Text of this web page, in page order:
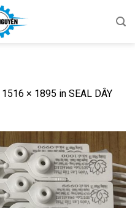
1516 × 1895 in SEAL DÂY